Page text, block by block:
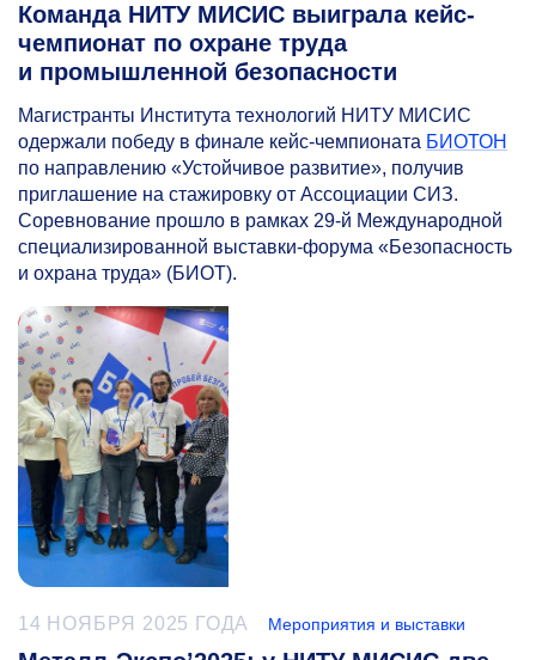
Команда НИТУ МИСИС выиграла кейс-
чемпионат по охране труда
и промышленной безопасности
Магистранты Института технологий НИТУ МИСИС
одержали победу в финале кейс-чемпионата БИОТОН
по направлению «Устойчивое развитие», получив
приглашение на стажировку от Ассоциации СИЗ.
Соревнование прошло в рамках 29-й Международной
специализированной выставки-форума «Безопасность
и охрана труда» (БИОТ).
14 НОЯБРЯ 2025 ГОДА Мероприятия и выставки